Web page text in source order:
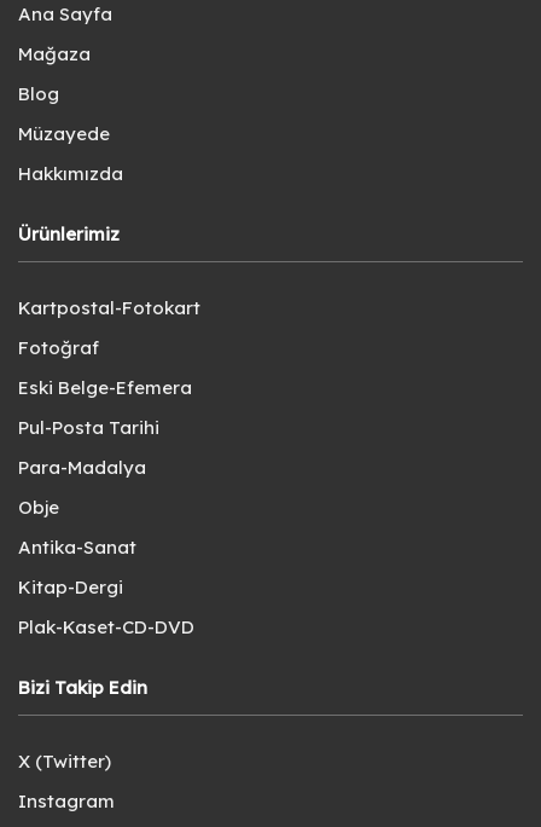
Ana Sayfa
Mağaza
Blog
Müzayede
Hakkımızda
Ürünlerimiz
Kartpostal-Fotokart
Fotoğraf
Eski Belge-Efemera
Pul-Posta Tarihi
Para-Madalya
Obje
Antika-Sanat
Kitap-Dergi
Plak-Kaset-CD-DVD
Bizi Takip Edin
X (Twitter)
Instagram